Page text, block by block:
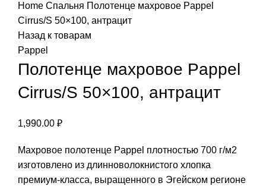
Home Спальня Полотенце махровое Pappel
Cirrus/S 50×100, антрацит
Назад к товарам
Pappel
Полотенце махровое Pappel
Cirrus/S 50×100, антрацит
1,990.00 ₽
Махровое полотенце Pappel плотностью 700 г/м2
изготовлено из длинноволокнистого хлопка
премиум-класса, выращенного в Эгейском регионе